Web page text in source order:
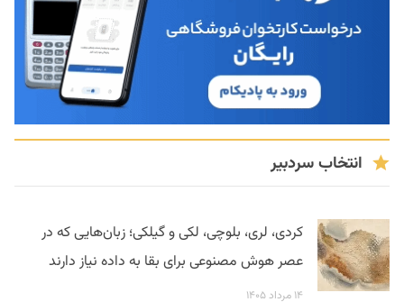
انتخاب سردبیر
کردی، لری، بلوچی، لکی و گیلکی؛ زبان‌هایی که در
عصر هوش مصنوعی برای بقا به داده نیاز دارند
۱۴ مرداد ۱۴۰۵